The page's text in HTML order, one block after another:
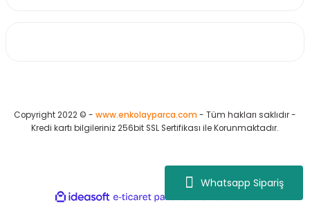
Whatsapp Sipariş
Copyright 2022 © - www.enkolayparca.com - Tüm hakları saklıdır -
Kredi kartı bilgileriniz 256bit SSL Sertifikası ile Korunmaktadır.
ideasoft